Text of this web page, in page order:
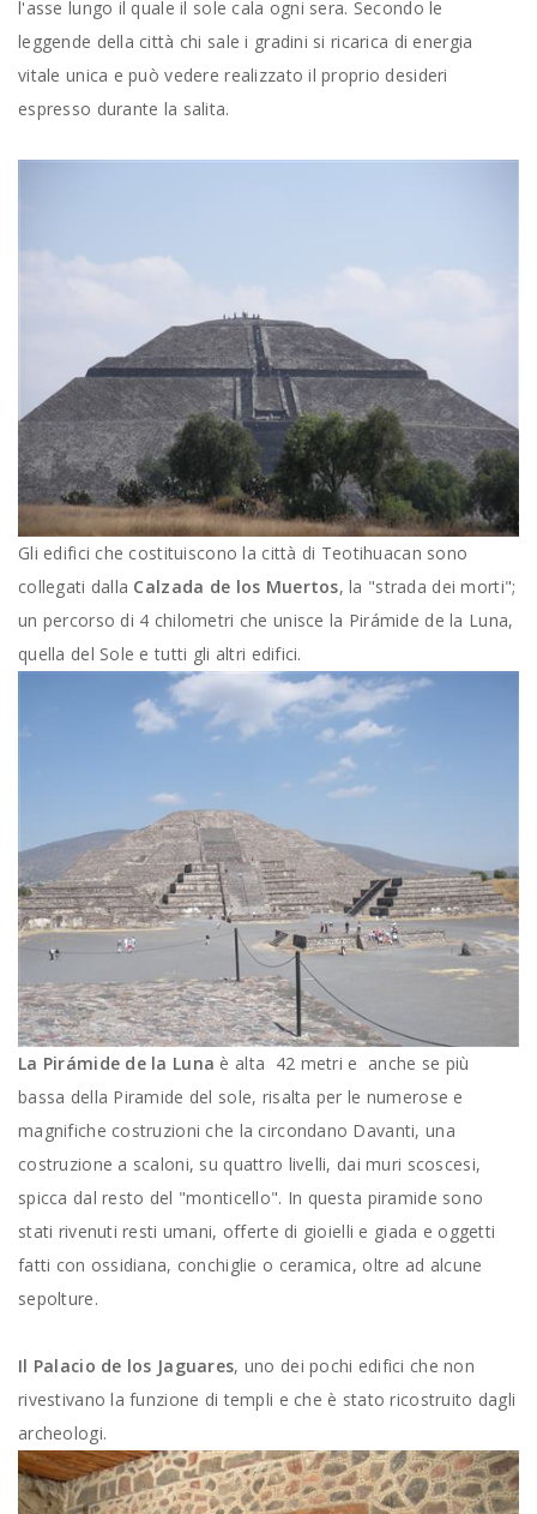
l'asse lungo il quale il sole cala ogni sera. Secondo le
leggende della città chi sale i gradini si ricarica di energia
vitale unica e può vedere realizzato il proprio desideri
espresso durante la salita.
Gli edifici che costituiscono la città di Teotihuacan sono
collegati dalla Calzada de los Muertos, la "strada dei morti";
un percorso di 4 chilometri che unisce la Pirámide de la Luna,
quella del Sole e tutti gli altri edifici.
La Pirámide de la Luna è alta 42 metri e anche se più
bassa della Piramide del sole, risalta per le numerose e
magnifiche costruzioni che la circondano Davanti, una
costruzione a scaloni, su quattro livelli, dai muri scoscesi,
spicca dal resto del "monticello". In questa piramide sono
stati rivenuti resti umani, offerte di gioielli e giada e oggetti
fatti con ossidiana, conchiglie o ceramica, oltre ad alcune
sepolture.
Il Palacio de los Jaguares, uno dei pochi edifici che non
rivestivano la funzione di templi e che è stato ricostruito dagli
archeologi.